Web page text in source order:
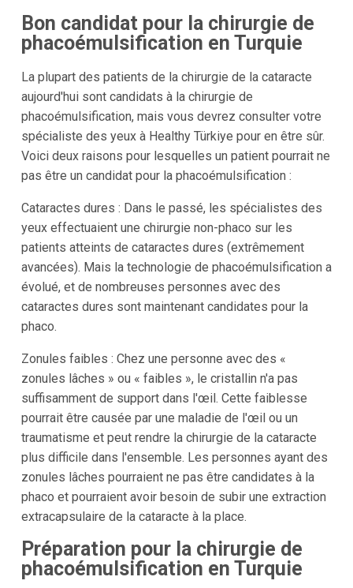
Bon candidat pour la chirurgie de
phacoémulsification en Turquie
La plupart des patients de la chirurgie de la cataracte
aujourd'hui sont candidats à la chirurgie de
phacoémulsification, mais vous devrez consulter votre
spécialiste des yeux à Healthy Türkiye pour en être sûr.
Voici deux raisons pour lesquelles un patient pourrait ne
pas être un candidat pour la phacoémulsification :
Cataractes dures : Dans le passé, les spécialistes des
yeux effectuaient une chirurgie non-phaco sur les
patients atteints de cataractes dures (extrêmement
avancées). Mais la technologie de phacoémulsification a
évolué, et de nombreuses personnes avec des
cataractes dures sont maintenant candidates pour la
phaco.
Zonules faibles : Chez une personne avec des «
zonules lâches » ou « faibles », le cristallin n'a pas
suffisamment de support dans l'œil. Cette faiblesse
pourrait être causée par une maladie de l'œil ou un
traumatisme et peut rendre la chirurgie de la cataracte
plus difficile dans l'ensemble. Les personnes ayant des
zonules lâches pourraient ne pas être candidates à la
phaco et pourraient avoir besoin de subir une extraction
extracapsulaire de la cataracte à la place.
Préparation pour la chirurgie de
phacoémulsification en Turquie